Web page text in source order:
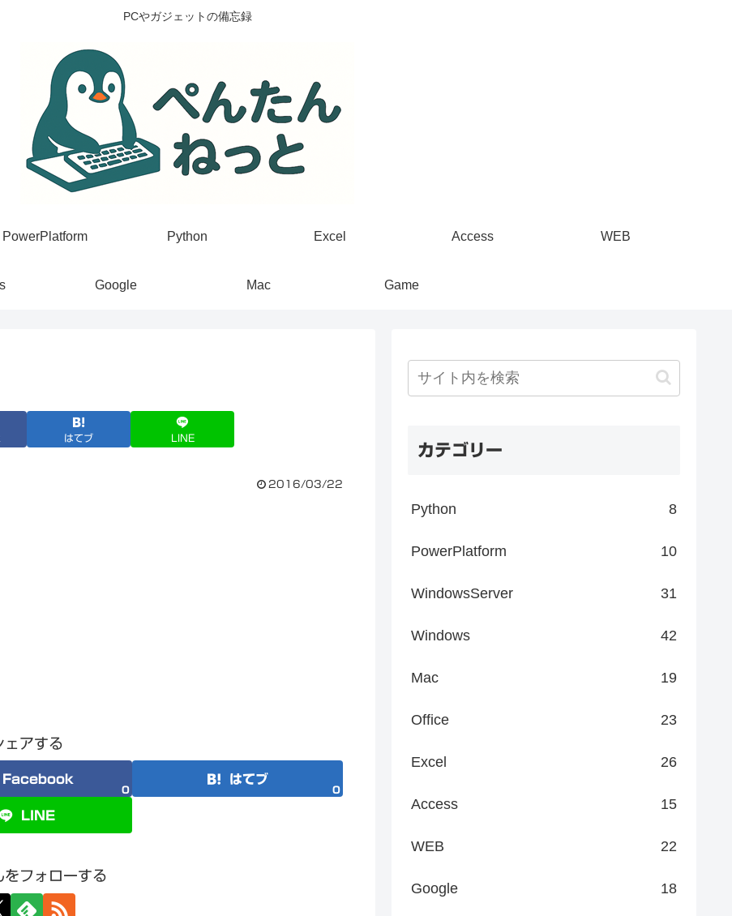
PCやガジェットの備忘録
PowerPlatform Python Excel Access WEB
Google Mac Game
はてブ LINE
2016/03/22
ェアする
Facebook
0
はてブ
0
LINE
をフォローする
カテゴリー
Python 8
PowerPlatform 10
WindowsServer 31
Windows 42
Mac 19
Office 23
Excel 26
Access 15
WEB 22
Google 18